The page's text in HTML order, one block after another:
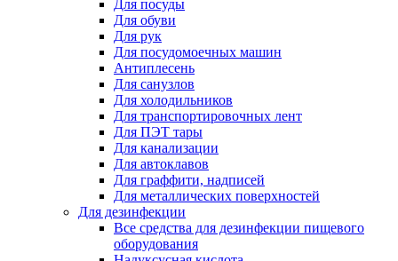
Для посуды
Для обуви
Для рук
Для посудомоечных машин
Антиплесень
Для санузлов
Для холодильников
Для транспортировочных лент
Для ПЭТ тары
Для канализации
Для автоклавов
Для граффити, надписей
Для металлических поверхностей
Для дезинфекции
Все средства для дезинфекции пищевого
оборудования